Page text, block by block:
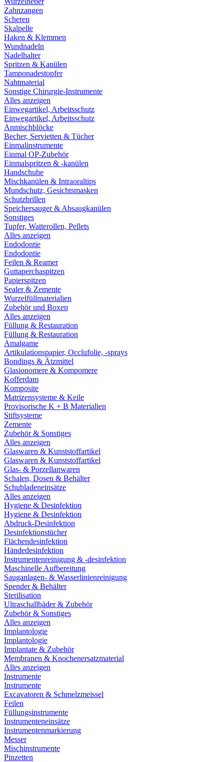
Zahnzangen
Scheren
Skalpelle
Haken & Klemmen
Wundnadeln
Nadelhalter
Spritzen & Kanülen
Tamponadestopfer
Nahtmaterial
Sonstige Chirurgie-Instrumente
Alles anzeigen
Einwegartikel, Arbeitsschutz
Einwegartikel, Arbeitsschutz
Anmischblöcke
Becher, Servietten & Tücher
Einmalinstrumente
Einmal OP-Zubehör
Einmalspritzen & -kanülen
Handschuhe
Mischkanülen & Intraoraltips
Mundschutz, Gesichtsmasken
Schutzbrillen
Speichersauger & Absaugkanülen
Sonstiges
Tupfer, Watterollen, Pellets
Alles anzeigen
Endodontie
Endodontie
Feilen & Reamer
Guttaperchaspitzen
Papierspitzen
Sealer & Zemente
Wurzelfüllmaterialien
Zubehör und Boxen
Alles anzeigen
Füllung & Restauration
Füllung & Restauration
Amalgame
Artikulationspapier, Occlufolie, -sprays
Bondings & Ätzmittel
Glasionomere & Kompomere
Kofferdam
Komposite
Matrizensysteme & Keile
Provisorische K + B Materialien
Stiftsysteme
Zemente
Zubehör & Sonstiges
Alles anzeigen
Glaswaren & Kunststoffartikel
Glaswaren & Kunststoffartikel
Glas- & Porzellanwaren
Schalen, Dosen & Behälter
Schubladeneinsätze
Alles anzeigen
Hygiene & Desinfektion
Hygiene & Desinfektion
Abdruck-Desinfektion
Desinfektionstücher
Flächendesinfektion
Händedesinfektion
Instrumentenreinigung & -desinfektion
Maschinelle Aufbereitung
Sauganlagen- & Wasserlinienreinigung
Spender & Behälter
Sterilisation
Ultraschallbäder & Zubehör
Zubehör & Sonstiges
Alles anzeigen
Implantologie
Implantologie
Implantate & Zubehör
Membranen & Knochenersatzmaterial
Alles anzeigen
Instrumente
Instrumente
Excavatoren & Schmelzmeissel
Feilen
Füllungsinstrumente
Instrumenteneinsätze
Instrumentenmarkierung
Messer
Mischinstrumente
Pinzetten